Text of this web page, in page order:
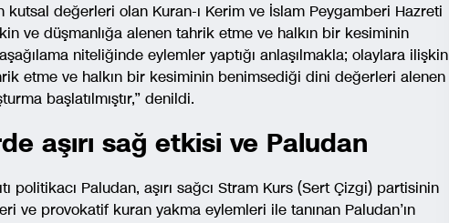
kutsal değerleri olan Kuran-ı Kerim ve İslam Peygamberi Hazreti
ve düşmanlığa alenen tahrik etme ve halkın bir kesiminin
niteliğinde eylemler yaptığı anlaşılmakla; olaylara ilişkin
etme ve halkın bir kesiminin benimsediği dini değerleri alenen
başlatılmıştır,” denildi.
aşırı sağ etkisi ve Paludan
politikacı Paludan, aşırı sağcı Stram Kurs (Sert Çizgi) partisinin
ve provokatif kuran yakma eylemleri ile tanınan Paludan’ın